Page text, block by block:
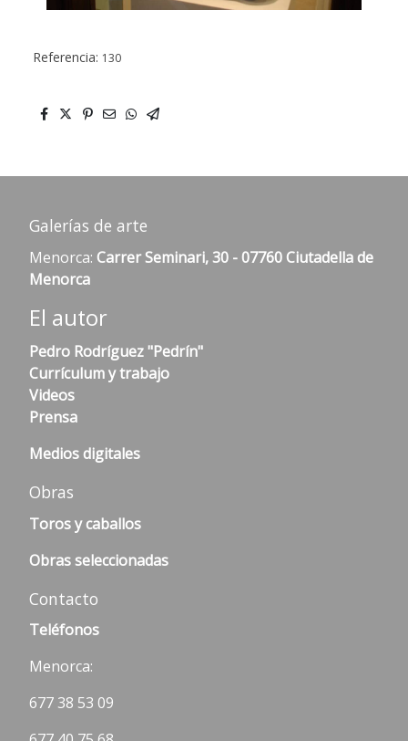
Referencia: 130
Galerías de arte
Menorca: Carrer Seminari, 30 - 07760 Ciutadella de
Menorca
El autor
Pedro Rodríguez "Pedrín"
Currículum y trabajo
Videos
Prensa
Medios digitales
Obras
Toros y caballos
Obras seleccionadas
Contacto
Teléfonos
Menorca:
677 38 53 09